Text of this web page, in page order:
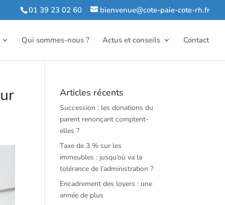
01 39 23 02 60 bienvenue@cote-paie-cote-rh.fr
Qui sommes-nous ? Actus et conseils Contact
Articles récents
Succession : les donations du
parent renonçant comptent-
elles ?
Taxe de 3 % sur les
immeubles : jusqu’où va la
tolérance de l’administration ?
Encadrement des loyers : une
année de plus